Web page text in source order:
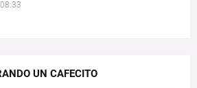
08:33
UN CAFECITO